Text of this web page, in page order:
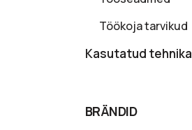
Töökoja tarvikud
Kasutatud tehnika
BRÄNDID